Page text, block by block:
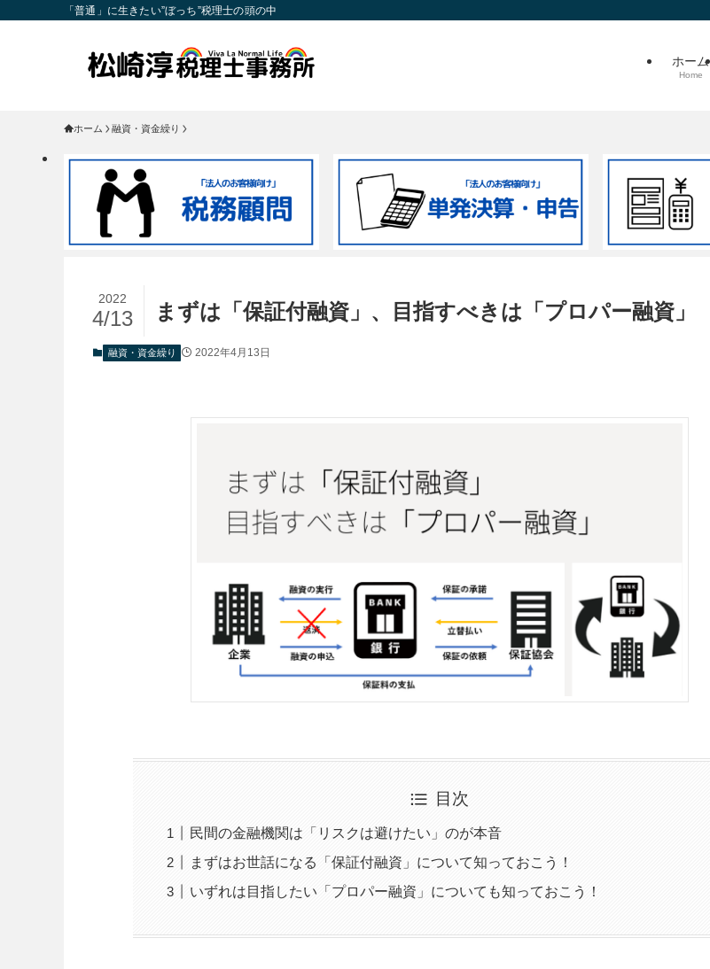
「普通」に生きたい”ぼっち”税理士の頭の中
ホーム
Home
ホーム 融資・資金繰り
まずは「保証付融資」、目指すべきは「プロパー融資」
2022
4/13
融資・資金繰り 2022年4月13日
目次
民間の金融機関は「リスクは避けたい」のが本音
まずはお世話になる「保証付融資」について知っておこう！
いずれは目指したい「プロパー融資」についても知っておこう！